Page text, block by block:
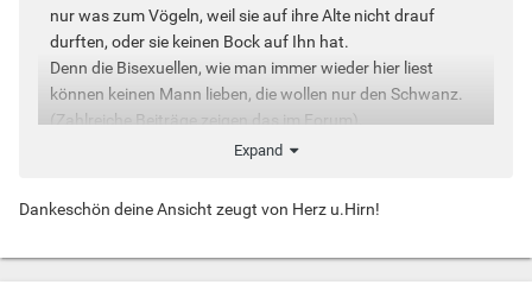
nur was zum Vögeln, weil sie auf ihre Alte nicht drauf
durften, oder sie keinen Bock auf Ihn hat.
Denn die Bisexuellen, wie man immer wieder hier liest
können keinen Mann lieben, die wollen nur den Schwanz.
(Zahlreiche Beiträge zeigen das im Forum).
Da heißt es immer wieder "Ich kann nur eine Frau lieben
Scheinbar raffen es die wenigsten Bisexuellen, das man,
wenn man sich Bisexuell bezeichnet, beide Geschlechter
Expand
Dankeschön deine Ansicht zeugt von Herz u.Hirn!